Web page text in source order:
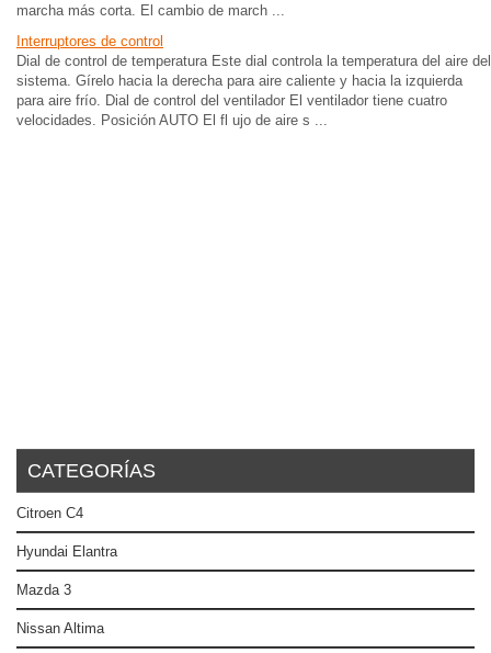
marcha más corta. El cambio de march ...
Interruptores de control
Dial de control de temperatura Este dial controla la temperatura del aire del
sistema. Gírelo hacia la derecha para aire caliente y hacia la izquierda
para aire frío. Dial de control del ventilador El ventilador tiene cuatro
velocidades. Posición AUTO El fl ujo de aire s ...
CATEGORÍAS
Citroen C4
Hyundai Elantra
Mazda 3
Nissan Altima